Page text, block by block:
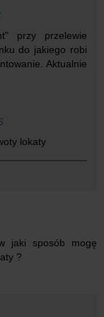
przy przelewie
do jakiego robi
Aktualnie
lokaty
jaki sposób mogę
?